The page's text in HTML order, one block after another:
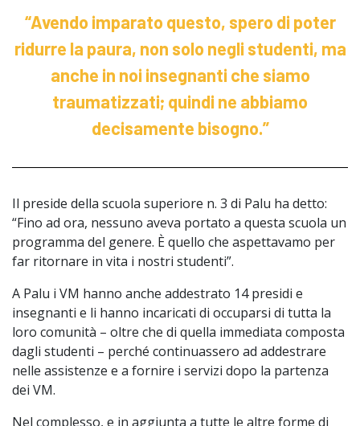
“Avendo imparato questo, spero di poter
ridurre la paura, non solo negli studenti, ma
anche in noi insegnanti che siamo
traumatizzati; quindi ne abbiamo
decisamente bisogno.”
Il preside della scuola superiore n. 3 di Palu ha detto:
“Fino ad ora, nessuno aveva portato a questa scuola un
programma del genere. È quello che aspettavamo per
far ritornare in vita i nostri studenti”.
A Palu i VM hanno anche addestrato 14 presidi e
insegnanti e li hanno incaricati di occuparsi di tutta la
loro comunità – oltre che di quella immediata composta
dagli studenti – perché continuassero ad addestrare
nelle assistenze e a fornire i servizi dopo la partenza
dei VM.
Nel complesso, e in aggiunta a tutte le altre forme di